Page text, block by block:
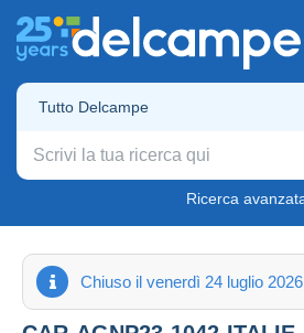
Tutto Delcampe
Ricerca
Chiuso il venerdì 24 luglio